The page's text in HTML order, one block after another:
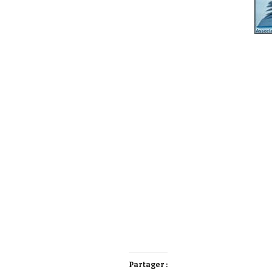
Partager :